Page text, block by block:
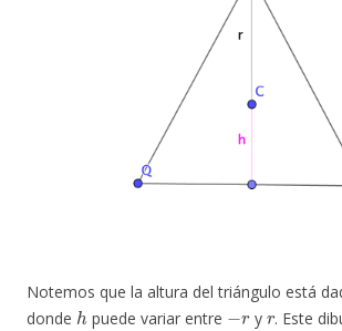
Notemos que la altura del triángulo está
donde
h
puede variar entre
−r
y
r
. Este